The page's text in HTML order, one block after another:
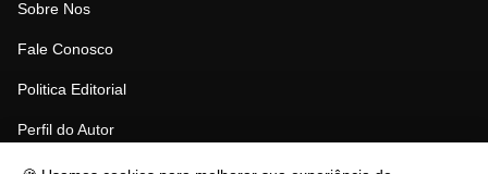
Sobre Nos
Fale Conosco
Politica Editorial
Perfil do Autor